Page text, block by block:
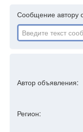
Сообщение автору
Автор объявления:
Регион: